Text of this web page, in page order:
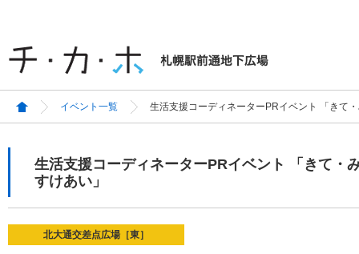
イベント一覧 生活支援コーディネーターPRイベント 「きて
生活支援コーディネーターPRイベント 「きて・
すけあい」
北大通交差点広場［東］